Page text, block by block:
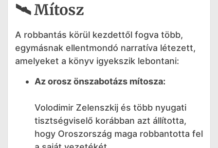
🛰️ Mítosz
A robbantás körül kezdettől fogva több,
egymásnak ellentmondó narratíva létezett,
amelyeket a könyv igyekszik lebontani:
Az orosz önszabotázs mítosza:
Volodimir Zelenszkij és több nyugati
tisztségviselő korábban azt állította,
hogy Oroszország maga robbantotta fel